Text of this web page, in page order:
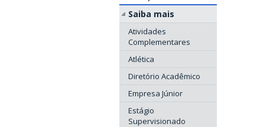
Saiba mais
Atividades
Complementares
Atlética
Diretório Acadêmico
Empresa Júnior
Estágio
Supervisionado